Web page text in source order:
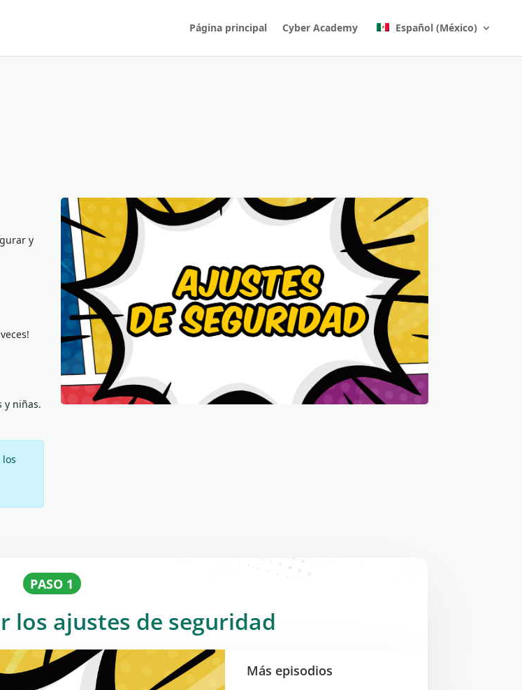
Página principal Cyber Academy Español (México)
y
y niñas.
PASO 1
los ajustes de seguridad
Más episodios